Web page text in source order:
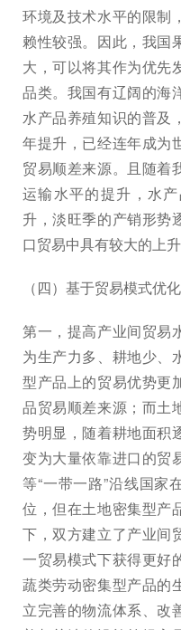
环境及技术水平的限制
赖性较强。因此，我国
大，可以将其作为优先
品类。我国有辽阔的海
水产品养殖知识的普及
年提升，已经连年成为
贸易顺差来源。且随着
运输水平的提升，水
升，淡旺季的产销形势
口贸易中具有较大的上升
（四）基于贸易模式优
第一，提高产业间贸易
为生产力多、耕地少、
型产品上的贸易优势更
品贸易顺差来源；而土
势明显，随着耕地面积
变为大量依靠进口的贸
等“一带一路”沿线国家
位，但在土地密集型产
下，双方建立了产业间
一贸易模式下获得更好
蔬类劳动密集型产品的
立完善的物流体系、改